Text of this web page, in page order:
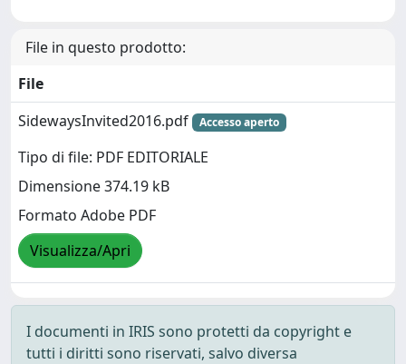
File in questo prodotto:
File
SidewaysInvited2016.pdf
Accesso aperto
Tipo di file: PDF EDITORIALE
Dimensione 374.19 kB
Formato Adobe PDF
Visualizza/Apri
I documenti in IRIS sono protetti da copyright e
tutti i diritti sono riservati, salvo diversa